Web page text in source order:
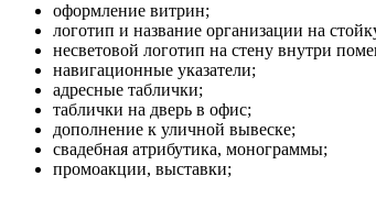
оформление витрин;
логотип и название организации на
несветовой логотип на стену внутри
навигационные указатели;
адресные таблички;
таблички на дверь в офис;
дополнение к уличной вывеске;
свадебная атрибутика, монограммы;
промоакции, выставки;